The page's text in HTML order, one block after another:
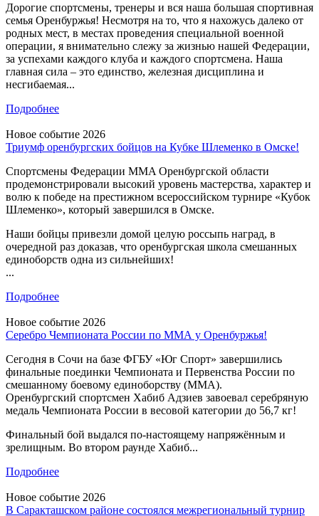
Дорогие спортсмены, тренеры и вся наша большая спортивная
семья Оренбуржья! Несмотря на то, что я нахожусь далеко от
родных мест, в местах проведения специальной военной
операции, я внимательно слежу за жизнью нашей Федерации,
за успехами каждого клуба и каждого спортсмена. Наша
главная сила – это единство, железная дисциплина и
несгибаемая...
Подробнее
Новое событие 2026
Триумф оренбургских бойцов на Кубке Шлеменко в Омске!
Спортсмены Федерации MMA Оренбургской области
продемонстрировали высокий уровень мастерства, характер и
волю к победе на престижном всероссийском турнире «Кубок
Шлеменко», который завершился в Омске.
Наши бойцы привезли домой целую россыпь наград, в
очередной раз доказав, что оренбургская школа смешанных
единоборств одна из сильнейших!
...
Подробнее
Новое событие 2026
Серебро Чемпионата России по ММА у Оренбуржья!
Сегодня в Сочи на базе ФГБУ «Юг Спорт» завершились
финальные поединки Чемпионата и Первенства России по
смешанному боевому единоборству (ММА).
Оренбургский спортсмен Хабиб Адзиев завоевал серебряную
медаль Чемпионата России в весовой категории до 56,7 кг!
Финальный бой выдался по-настоящему напряжённым и
зрелищным. Во втором раунде Хабиб...
Подробнее
Новое событие 2026
В Саракташском районе состоялся межрегиональный турнир